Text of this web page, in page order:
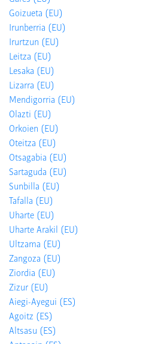
Goizueta (EU)
Irunberria (EU)
Irurtzun (EU)
Leitza (EU)
Lesaka (EU)
Lizarra (EU)
Mendigorria (EU)
Olazti (EU)
Orkoien (EU)
Oteitza (EU)
Otsagabia (EU)
Sartaguda (EU)
Sunbilla (EU)
Tafalla (EU)
Uharte (EU)
Uharte Arakil (EU)
Ultzama (EU)
Zangoza (EU)
Ziordia (EU)
Zizur (EU)
Aiegi-Ayegui (ES)
Agoitz (ES)
Altsasu (ES)